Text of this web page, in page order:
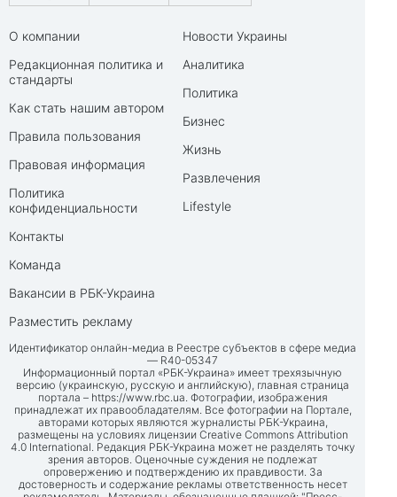
О компании
Редакционная политика и
стандарты
Как стать нашим автором
Правила пользования
Правовая информация
Политика
конфиденциальности
Контакты
Команда
Вакансии в РБК-Украина
Разместить рекламу
Новости Украины
Аналитика
Политика
Бизнес
Жизнь
Развлечения
Lifestyle
Идентификатор онлайн-медиа в Реестре субъектов в сфере медиа
— R40-05347
Информационный портал «РБК-Украина» имеет трехязычную
версию (украинскую, русскую и английскую), главная страница
портала – https://www.rbc.ua. Фотографии, изображения
принадлежат их правообладателям. Все фотографии на Портале,
авторами которых являются журналисты РБК-Украина,
размещены на условиях лицензии Creative Commons Attribution
4.0 International. Редакция РБК-Украина может не разделять точку
зрения авторов. Оценочные суждения не подлежат
опровержению и подтверждению их правдивости. За
достоверность и содержание рекламы ответственность несет